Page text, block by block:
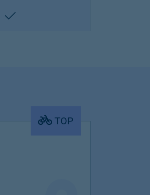
enthalten
TOP